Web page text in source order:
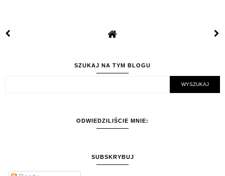
SZUKAJ NA TYM BLOGU
ODWIEDZILIŚCIE MNIE:
SUBSKRYBUJ